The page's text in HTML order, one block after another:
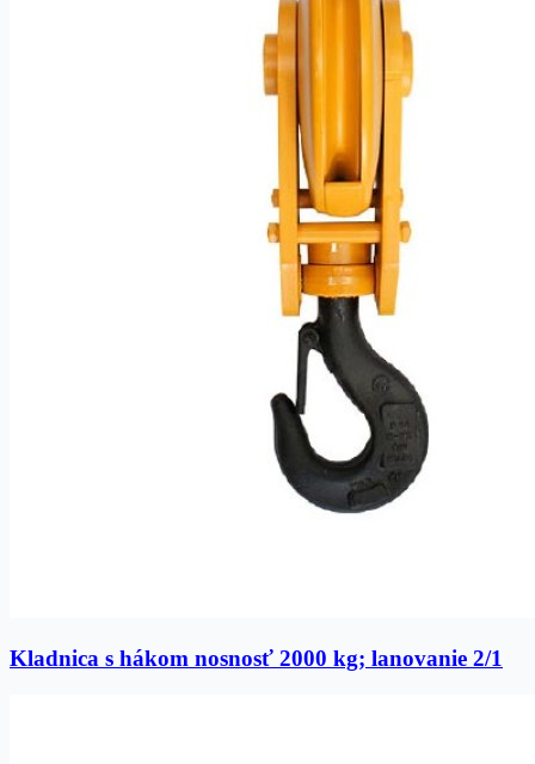
Kladnica s hákom nosnosť 2000 kg; lanovanie 2/1